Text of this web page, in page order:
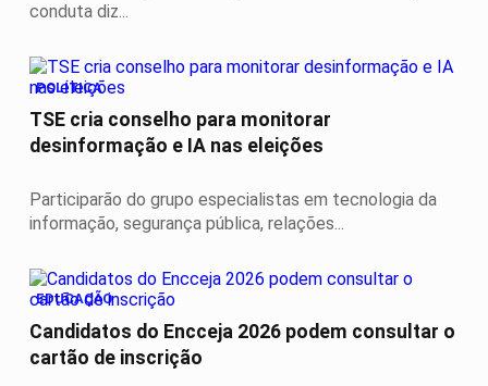
conduta diz...
POLÍTICA
TSE cria conselho para monitorar
desinformação e IA nas eleições
Participarão do grupo especialistas em tecnologia da
informação, segurança pública, relações...
EDUCAÇÃO
Candidatos do Encceja 2026 podem consultar o
cartão de inscrição